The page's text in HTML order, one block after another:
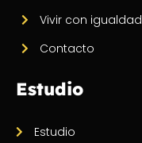
Vivir con igualdad
Contacto
Estudio
Estudio